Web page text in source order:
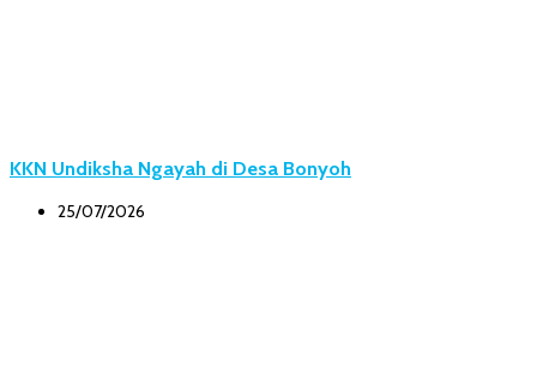
KKN Undiksha Ngayah di Desa Bonyoh
25/07/2026